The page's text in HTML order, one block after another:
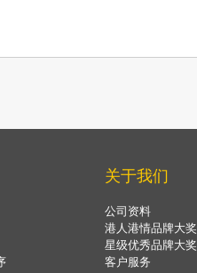
关于我们
公司资料
港人港情品牌大奖
星级优秀品牌大奖
客户服务